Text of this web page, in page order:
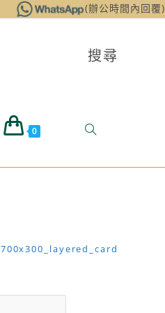
(辦公時間內回覆)
搜尋
0
700x300_layered_card